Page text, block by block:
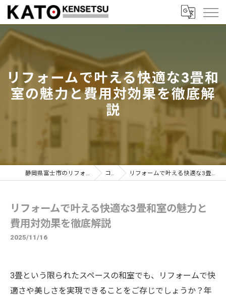
リフォームで叶える快適な3畳和
室の魅力と費用対効果を徹底解
説
静岡県富士市のリフォームなら加藤建設株式会社 コラム リフォームで叶える快適な3畳和室の魅力と費用対効果を徹底解説
リフォームで叶える快適な3畳和室の魅力と
費用対効果を徹底解説
2025/11/16
3畳という限られたスペースの和室でも、リフォームで快
適さや美しさを実現できることをご存じでしょうか？年